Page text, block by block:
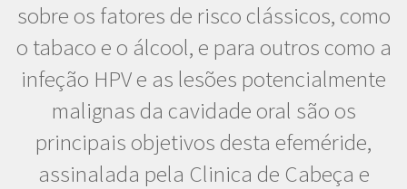
sobre os fatores de risco clássicos, como
o tabaco e o álcool, e para outros como a
infeção HPV e as lesões potencialmente
malignas da cavidade oral são os
principais objetivos desta efeméride,
assinalada pela Clinica de Cabeça e